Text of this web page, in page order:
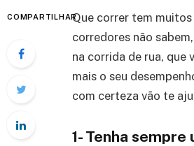
COMPARTILHARQue correr tem
corredores não
na corrida de rua, que
mais o seu
com certeza vão te
1- Tenha